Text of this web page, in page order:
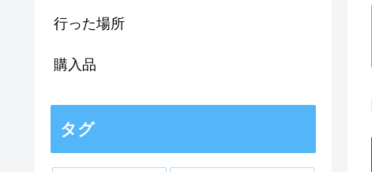
行った場所
購入品
タグ